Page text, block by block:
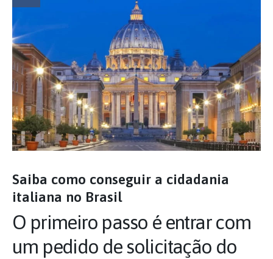
Saiba como conseguir a cidadania
italiana no Brasil
O primeiro passo é entrar com
um pedido de solicitação do